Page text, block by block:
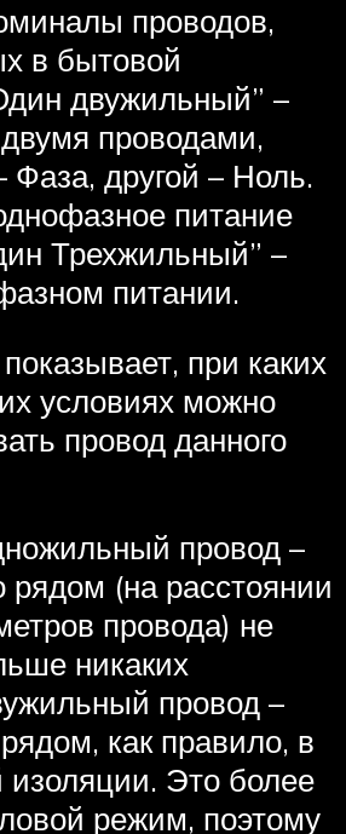
проводов,
в бытовой
двужильный” –
проводами,
Фаза, другой – Ноль.
питание
Трехжильный” –
питании.
при каких
условиях можно
провод данного
провод –
рядом (на расстоянии
провода) не
никаких
провод –
как правило, в
Это более
режим, поэтому